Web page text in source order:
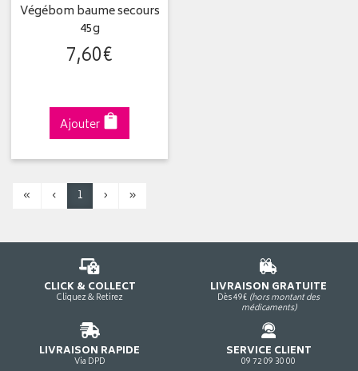
Végébom baume secours
45g
7,60€
Ajouter
« ‹ 1 › »
CLICK & COLLECT
Cliquez & Retirez
LIVRAISON GRATUITE
Dès 49€ (hors montant des
médicaments)
LIVRAISON RAPIDE
Via DPD
SERVICE CLIENT
09 72 09 30 00